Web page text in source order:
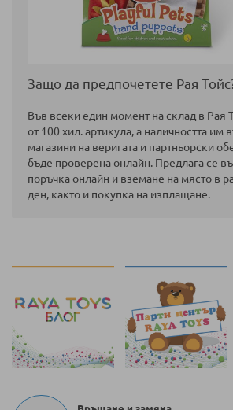
Защо да предпочетете Рая
Във всеки един момент на склад в Рая
от 100 хил. артикула, а наличността им
магазини на веригата и партньорски
бъде проверена онлайн. Предлага се
поръчка онлайн и вземане на място в
ден, както и покупка на изплащане.